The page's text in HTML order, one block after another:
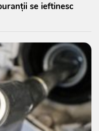
se ieftinesc